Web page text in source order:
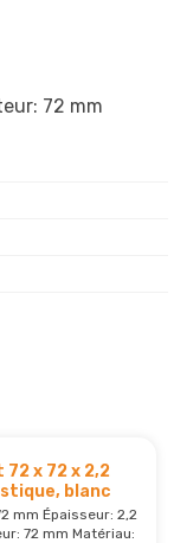
72 mm
x 72 x 2,2
blanc
mm Épaisseur: 2,2
72 mm Matériau: